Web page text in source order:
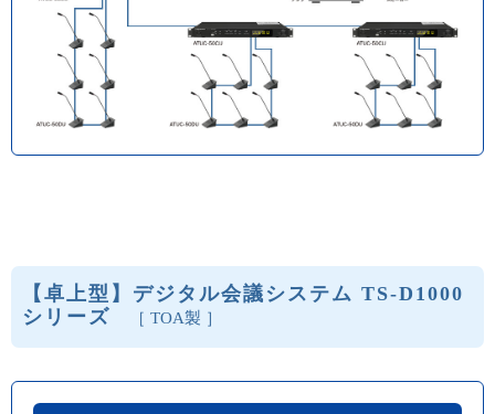
【卓上型】デジタル会議システム TS-D1000
シリーズ
［ TOA製 ］